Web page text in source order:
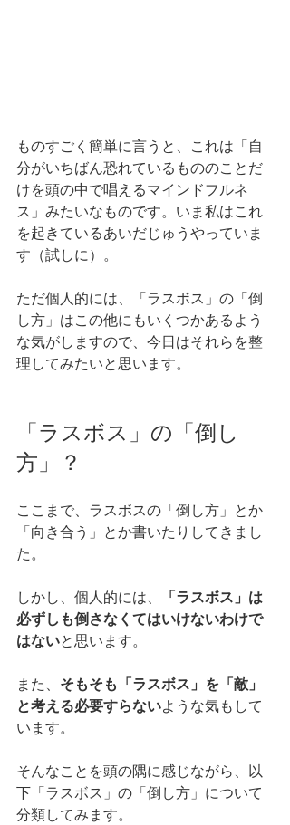
ものすごく簡単に言うと、これは「自
分がいちばん恐れているもののことだ
けを頭の中で唱えるマインドフルネ
ス」みたいなものです。いま私はこれ
を起きているあいだじゅうやっていま
す（試しに）。
ただ個人的には、「ラスボス」の「倒
し方」はこの他にもいくつかあるよう
な気がしますので、今日はそれらを整
理してみたいと思います。
「ラスボス」の「倒し
方」？
ここまで、ラスボスの「倒し方」とか
「向き合う」とか書いたりしてきまし
た。
しかし、個人的には、
「ラスボス」は
必ずしも倒さなくてはいけないわけで
はないと思います。
また、 そもそも「ラスボス」を「敵」
と考える必要すらないような気もして
います。
そんなことを頭の隅に感じながら、以
下「ラスボス」の「倒し方」について
分類してみます。